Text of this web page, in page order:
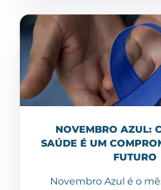
NOVEMBRO AZUL:
SAÚDE É UM
FUTURO
Novembro Azul é o